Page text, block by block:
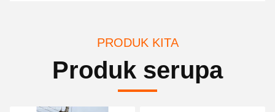
PRODUK KITA
Produk serupa